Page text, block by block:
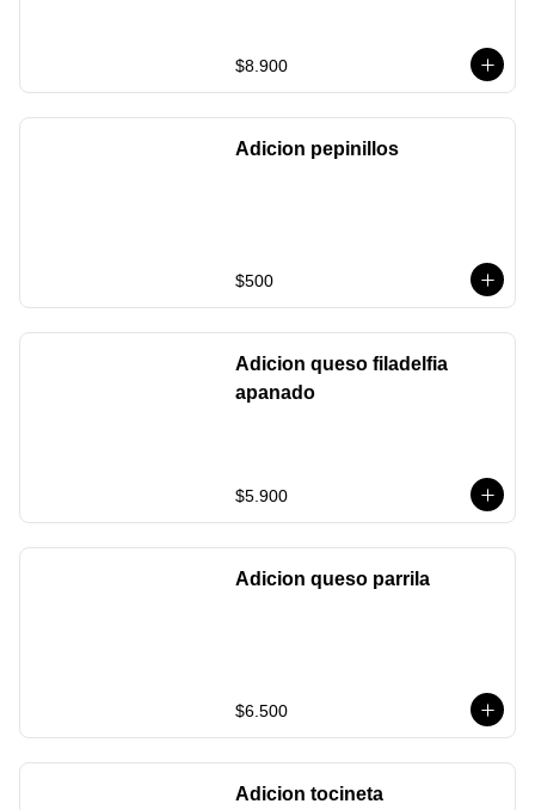
$8.900
Adicion pepinillos
$500
Adicion queso filadelfia
apanado
$5.900
Adicion queso parrila
$6.500
Adicion tocineta